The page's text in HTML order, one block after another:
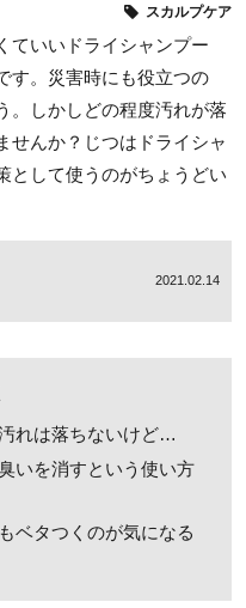
スカルプケア
ていいドライシャンプー
す。災害時にも役立つの
。しかしどの程度汚れが落
せんか？じつはドライシャ
として使うのがちょうどい
2021.02.14
れは落ちないけど…
いを消すという使い方
ベタつくのが気になる